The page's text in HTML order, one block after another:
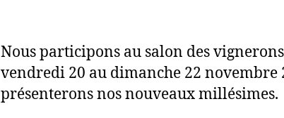
Nous participons au salon des
vendredi 20 au dimanche 22 novembre
présenterons nos nouveaux millésimes.